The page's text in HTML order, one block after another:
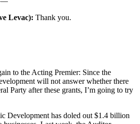
Levac): Thank you.
to the Acting Premier: Since the
will not answer whether there
Party after these grants, I’m going to try
Development has doled out $1.4 billion